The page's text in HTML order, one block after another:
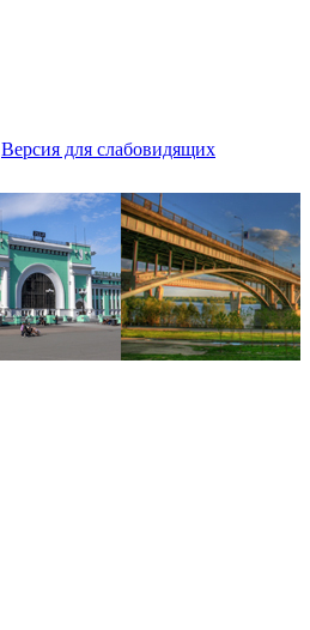
Версия для слабовидящих